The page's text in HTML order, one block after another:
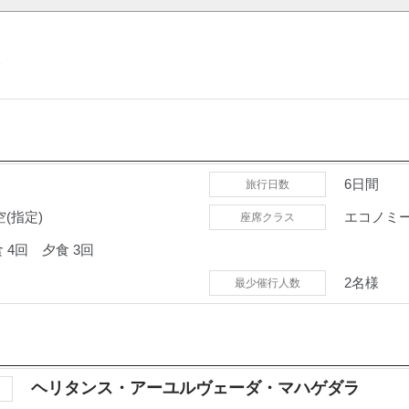
旅行日数 6日間
(指定) 座席クラス エコノミ
4回 夕食 3回
最少催行人数 2名様
ヘリタンス・アーユルヴェーダ・マハゲダラ